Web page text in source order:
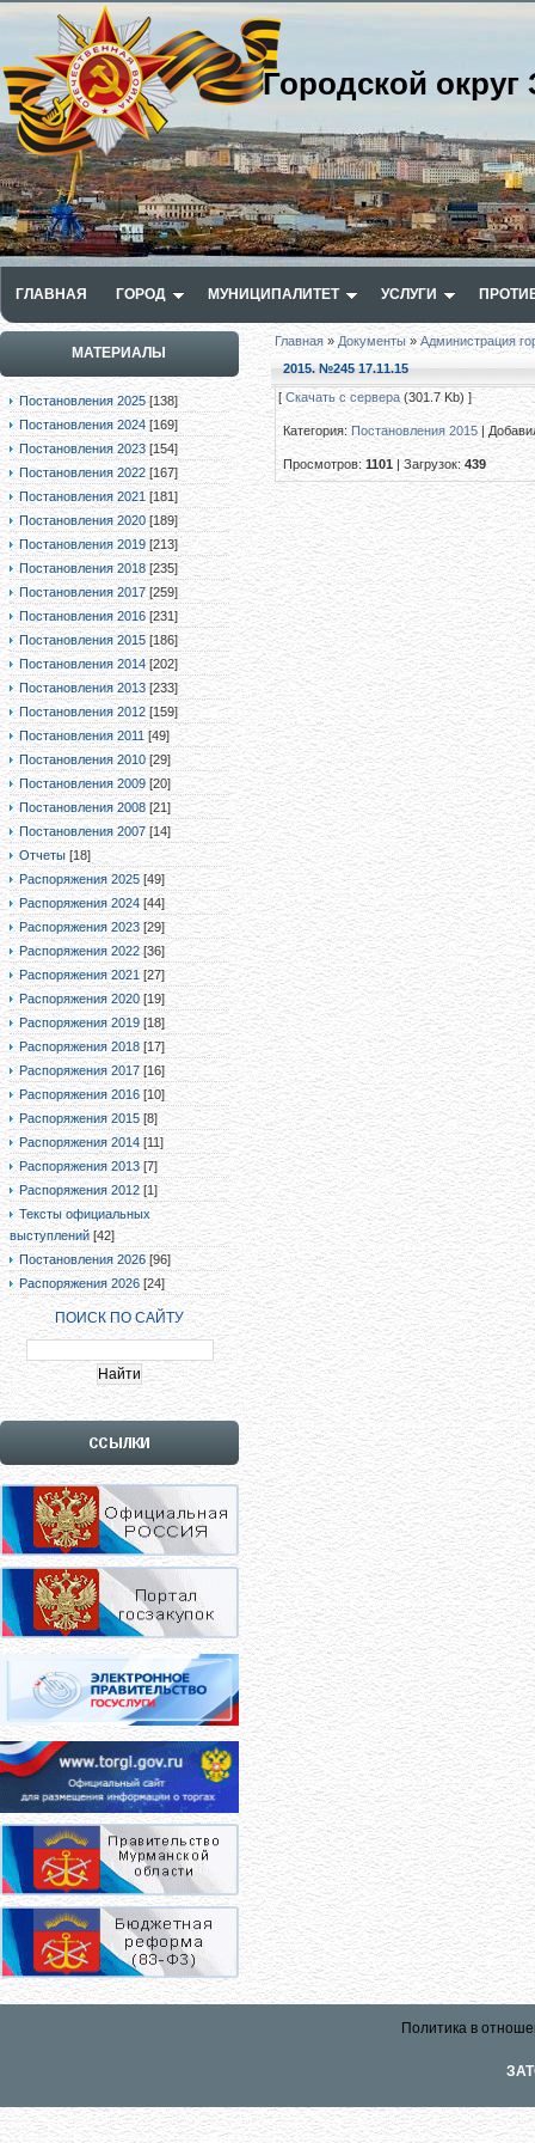
Городской
ГЛАВНАЯ ГОРОД МУНИЦИПАЛИТЕТ УСЛУГИ
МАТЕРИАЛЫ
Постановления 2025 [138]
Постановления 2024 [169]
Постановления 2023 [154]
Постановления 2022 [167]
Постановления 2021 [181]
Постановления 2020 [189]
Постановления 2019 [213]
Постановления 2018 [235]
Постановления 2017 [259]
Постановления 2016 [231]
Постановления 2015 [186]
Постановления 2014 [202]
Постановления 2013 [233]
Постановления 2012 [159]
Постановления 2011 [49]
Постановления 2010 [29]
Постановления 2009 [20]
Постановления 2008 [21]
Постановления 2007 [14]
Отчеты [18]
Распоряжения 2025 [49]
Распоряжения 2024 [44]
Распоряжения 2023 [29]
Распоряжения 2022 [36]
Распоряжения 2021 [27]
Распоряжения 2020 [19]
Распоряжения 2019 [18]
Распоряжения 2018 [17]
Распоряжения 2017 [16]
Распоряжения 2016 [10]
Распоряжения 2015 [8]
Распоряжения 2014 [11]
Распоряжения 2013 [7]
Распоряжения 2012 [1]
Тексты официальных
выступлений [42]
Постановления 2026 [96]
Распоряжения 2026 [24]
ПОИСК ПО САЙТУ
Главная» Документы »Администрация
2015. №245 17.11.15
[Скачать с сервера (301.7 Kb) ]
Категория: Постановления 2015|
Просмотров:1101|Загрузок: 439
Политика в